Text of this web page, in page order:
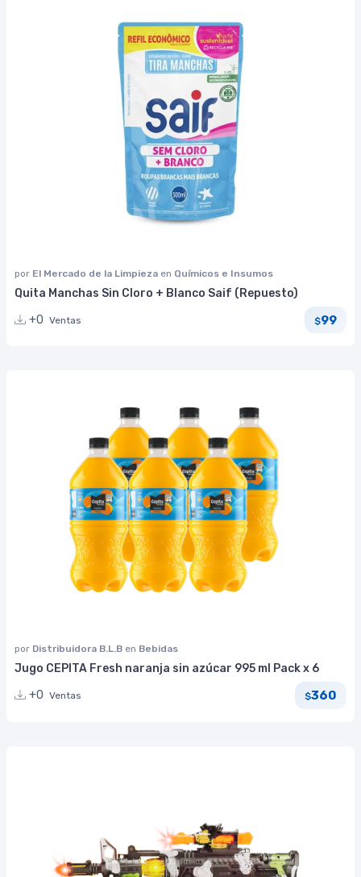
por El Mercado de la Limpieza en Químicos e Insumos
Quita Manchas Sin Cloro + Blanco Saif (Repuesto)
+0 Ventas $99
por Distribuidora B.L.B en Bebidas
Jugo CEPITA Fresh naranja sin azúcar 995 ml Pack x 6
+0 Ventas $360